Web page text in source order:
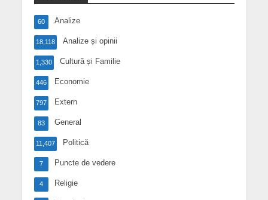
Analize
60
Analize și opinii
18,118
Cultură și Familie
1,330
Economie
446
Extern
797
General
83
Politică
11,407
Puncte de vedere
7
Religie
4